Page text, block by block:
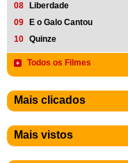
08
Liberdade
09
E o Galo Cantou
10 Quinze
Todos os Filmes
Mais clicados
Mais vistos